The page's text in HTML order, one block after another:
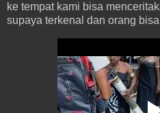
ke tempat kami bisa
supaya terkenal dan orang